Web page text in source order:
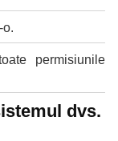
permisiunile
dvs.